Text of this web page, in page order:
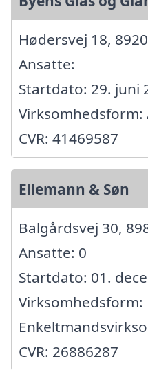
Hødersvej 18,
Ansatte:
Startdato: 29. juni
Virksomhedsform:
CVR: 41469587
Ellemann & Søn
Balgårdsvej 30,
Ansatte: 0
Startdato: 01.
Virksomhedsform:
CVR: 26886287